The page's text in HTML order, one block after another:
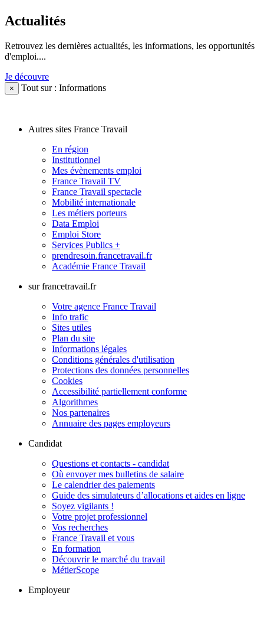
Actualités
Retrouvez les dernières actualités, les informations, les opportunités
d'emploi....
Je découvre
× Tout sur : Informations
Autres sites France Travail
En région
Institutionnel
Mes évènements emploi
France Travail TV
France Travail spectacle
Mobilité internationale
Les métiers porteurs
Data Emploi
Emploi Store
Services Publics +
prendresoin.francetravail.fr
Académie France Travail
sur francetravail.fr
Votre agence France Travail
Info trafic
Sites utiles
Plan du site
Informations légales
Conditions générales d'utilisation
Protections des données personnelles
Cookies
Accessibilité partiellement conforme
Algorithmes
Nos partenaires
Annuaire des pages employeurs
Candidat
Questions et contacts - candidat
Où envoyer mes bulletins de salaire
Le calendrier des paiements
Guide des simulateurs d’allocations et aides en ligne
Soyez vigilants !
Votre projet professionnel
Vos recherches
France Travail et vous
En formation
Découvrir le marché du travail
MétierScope
Employeur